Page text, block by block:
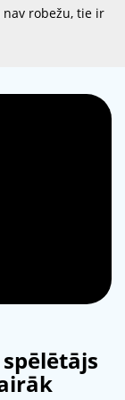
robežu, tie ir